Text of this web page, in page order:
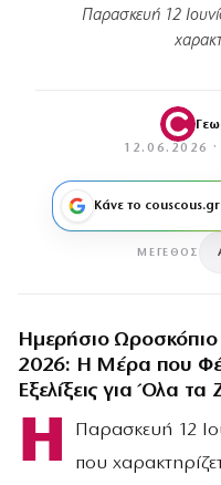
Παρασκευή 12
12.06.2026
Κάνε το
ΜΈΓΕΘΟΣ
Ημερήσιο
2026: Η Μέρα που
Εξελίξεις για Όλα τα
Η
Παρασκευή 12
που